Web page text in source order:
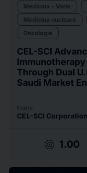
Medicina - Varie
Medicina nucleare
Oncologia
CEL-SCI
Through Dual
Saudi Market
Fonte
CEL-SCI Corporation
target 1.00